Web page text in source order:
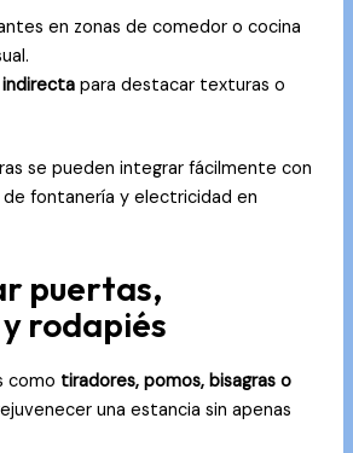
en zonas de comedor o cocina
indirectapara destacar texturas o
se pueden integrar fácilmente con
fontanería y electricidad en
puertas,
rodapiés
como tiradores, pomos, bisagras o
una estancia sin apenas